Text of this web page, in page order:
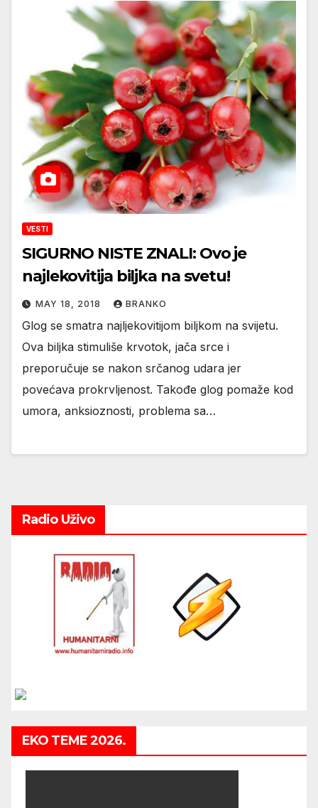
VESTI
SIGURNO NISTE ZNALI: Ovo je
najlekovitija biljka na svetu!
MAY 18, 2018 BRANKO
Glog se smatra najljekovitijom biljkom na svijetu.
Ova biljka stimuliše krvotok, jača srce i
preporučuje se nakon srčanog udara jer
povećava prokrvljenost. Takođe glog pomaže kod
umora, anksioznosti, problema sa…
Radio Uživo
EKO TEME 2026.